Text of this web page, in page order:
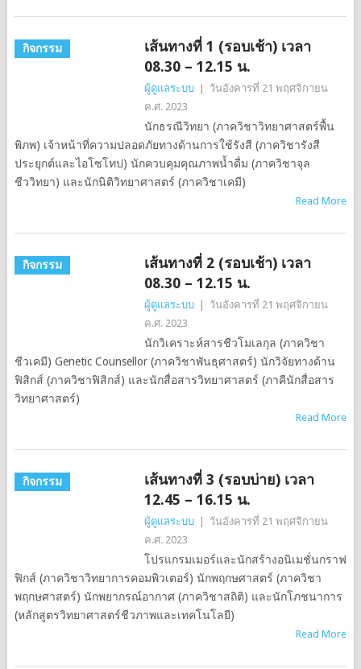
กิจกรรม
เส้นทางที่ 1 (รอบเช้า) เวลา
08.30 – 12.15 น.
ผู้ดูแลระบบ |
วันอังคารที่ 21 พฤศจิกายน
ค.ศ. 2023
นักธรณีวิทยา (ภาควิชาวิทยาศาสตร์พื้น
พิภพ) เจ้าหน้าที่ความปลอดภัยทางด้านการใช้รังสี (ภาควิชารังสี
ประยุกต์และไอโซโทป) นักควบคุมคุณภาพน้ำดื่ม (ภาควิชาจุล
ชีววิทยา) และนักนิติวิทยาศาสตร์ (ภาควิชาเคมี)
Read More
กิจกรรม
เส้นทางที่ 2 (รอบเช้า) เวลา
08.30 – 12.15 น.
ผู้ดูแลระบบ |
วันอังคารที่ 21 พฤศจิกายน
ค.ศ. 2023
นักวิเคราะห์สารชีวโมเลกุล (ภาควิชา
ชีวเคมี) Genetic Counsellor (ภาควิชาพันธุศาสตร์) นักวิจัยทางด้าน
ฟิสิกส์ (ภาควิชาฟิสิกส์) และนักสื่อสารวิทยาศาสตร์ (ภาคีนักสื่อสาร
วิทยาศาสตร์)
Read More
กิจกรรม
เส้นทางที่ 3 (รอบบ่าย) เวลา
12.45 – 16.15 น.
ผู้ดูแลระบบ |
วันอังคารที่ 21 พฤศจิกายน
ค.ศ. 2023
โปรแกรมเมอร์และนักสร้างอนิเมชั่นกราฟ
ฟิกส์ (ภาควิชาวิทยาการคอมพิวเตอร์) นักพฤกษศาสตร์ (ภาควิชา
พฤกษศาสตร์) นักพยากรณ์อากาศ (ภาควิชาสถิติ) และนักโภชนาการ
(หลักสูตรวิทยาศาสตร์ชีวภาพและเทคโนโลยี)
Read More